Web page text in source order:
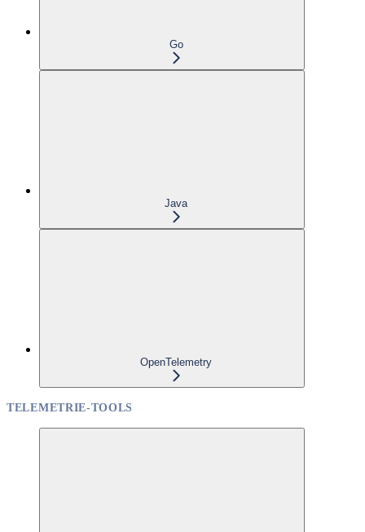
Go
Java
OpenTelemetry
TELEMETRIE-TOOLS